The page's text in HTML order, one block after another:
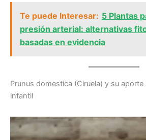
Te puede Interesar: 5 Plantas
presión arterial: alternativas
basadas en evidencia
Prunus domestica (Ciruela) y su
infantil